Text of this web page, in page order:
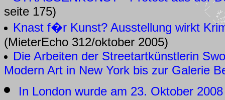
seite 175)
Knast f�r Kunst? Ausstellung wirkt
(MieterEcho 312/oktober 2005)
Die Arbeiten der Streetartkünstlerin
Modern Art in New York bis zur Galerie
In London wurde am 23. Oktober